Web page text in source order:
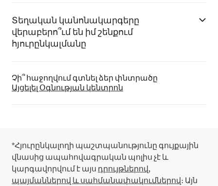
Տեղական կանոնակարգերը
վերաբերո՞ւմ են իմ շենքում
հյուրընկալմանը
Չի՞ հաջողվում գտնել ձեր փնտրածը
Այցելել Օգնության կենտրոն
*Հյուրընկալողի պաշտպանությունը գույքային
վնասից ապահովագրական պոլիս չէ և
կարգավորվում է այս դրույթներով,
պայմաններով և սահմանափակումներով։ Այն